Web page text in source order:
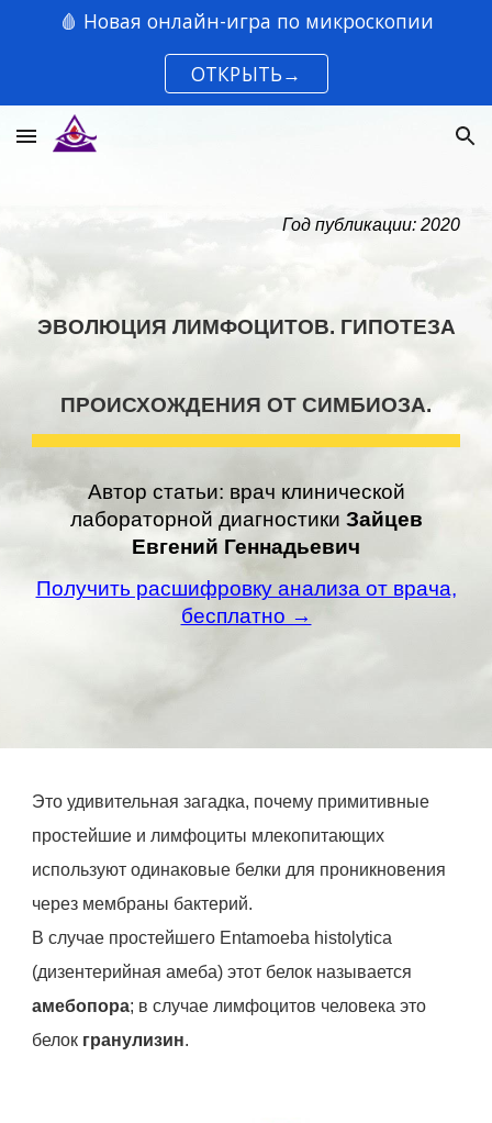
🩸 Новая онлайн-игра по микроскопии
ОТКРЫТЬ→
Год публикации: 2020
ЭВОЛЮЦИЯ ЛИМФОЦИТОВ. ГИПОТЕЗА
ПРОИСХОЖДЕНИЯ ОТ СИМБИОЗА.
Автор статьи: врач клинической
лабораторной диагностики Зайцев
Евгений Геннадьевич
Получить расшифровку анализа от врача,
бесплатно →
Это удивительная загадка, почему примитивные
простейшие и лимфоциты млекопитающих
используют одинаковые белки для проникновения
через мембраны бактерий.
В случае простейшего Entamoeba histolytica
(дизентерийная амеба) этот белок называется
амебопора; в случае лимфоцитов человека это
белок гранулизин.